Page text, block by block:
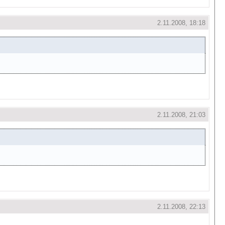
2.11.2008, 18:18
2.11.2008, 21:03
2.11.2008, 22:13